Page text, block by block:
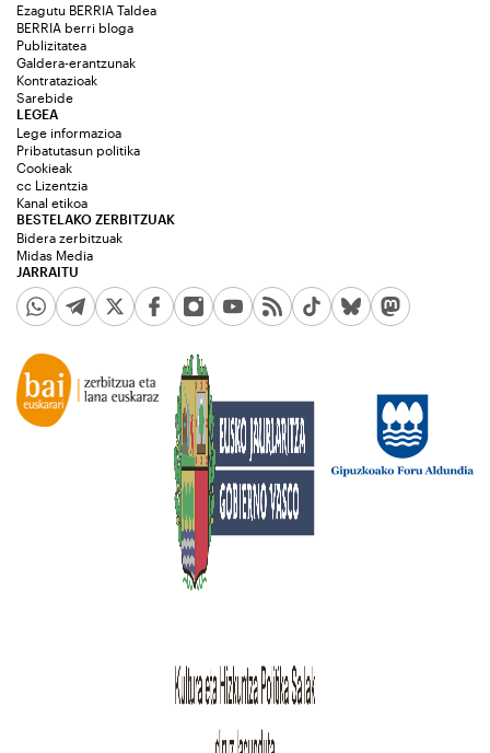
Ezagutu BERRIA Taldea
BERRIA berri bloga
Publizitatea
Galdera-erantzunak
Kontratazioak
Sarebide
JARRAITU
LEGEA
Lege informazioa
Pribatutasun politika
Cookieak
cc Lizentzia
Kanal etikoa
BESTELAKO ZERBITZUAK
Bidera zerbitzuak
Midas Media